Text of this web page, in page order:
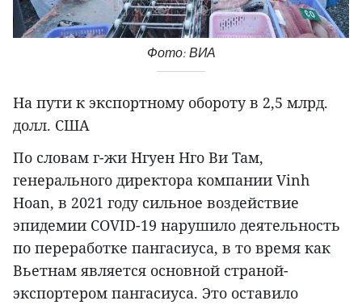
Фото: ВИА
На пути к экспортному обороту в 2,5 млрд.
долл. США
По словам г-жи Нгуен Нго Ви Там,
генерального директора компании Vinh
Hoan, в 2021 году сильное воздействие
эпидемии COVID-19 нарушило деятельность
по переработке пангасиуса, в то время как
Вьетнам является основной страной-
экспортером пангасиуса. Это оставило